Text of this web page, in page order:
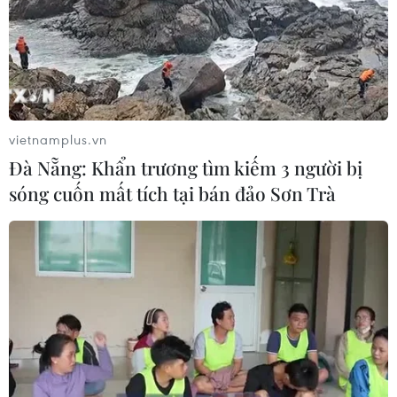
06/08/2026 08:36
Xem thêm
CƠ QUAN CHỦ QUẢN: THÔNG TẤN XÃ VIỆT NAM
Tổng Biên tập: TRẦN TIẾN DUẨN
Phó Tổng Biên tập: NGUYỄN THỊ TÁM, KHÚC THANH
Sở hữu trí tuệ
Quy định sử dụng
RSS
Hỗ trợ
vietnamplus.vn
Đà Nẵng: Khẩn trương tìm kiếm 3 người bị
sóng cuốn mất tích tại bán đảo Sơn Trà